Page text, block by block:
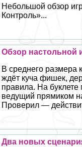
Небольшой обзор
Контроль»...
Обзор настольной
В среднего размера
ждёт куча фишек,
правила. На буклете
ведущий прямиком
Проверил —
Два новых